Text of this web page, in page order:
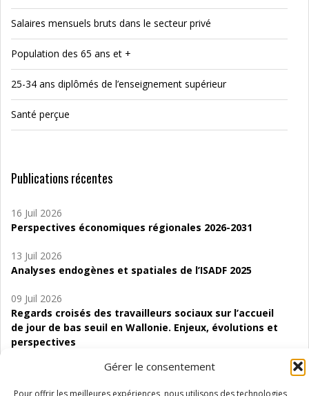
Gérer le consentement
Pour offrir les meilleures expériences, nous utilisons des technologies
Salaires mensuels bruts dans le secteur privé
Population des 65 ans et +
25-34 ans diplômés de l’enseignement supérieur
Santé perçue
Publications récentes
16 Juil 2026
Perspectives économiques régionales 2026-2031
13 Juil 2026
Analyses endogènes et spatiales de l’ISADF 2025
09 Juil 2026
Regards croisés des travailleurs sociaux sur l’accueil
de jour de bas seuil en Wallonie. Enjeux, évolutions et
perspectives